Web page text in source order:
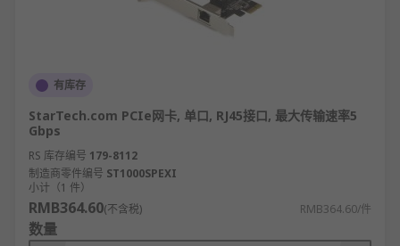
有库存
StarTech.com PCIe网卡, 单口, RJ45接口, 最大传输速率5
Gbps
RS 库存编号 179-8112
制造商零件编号 ST1000SPEXI
小计（1 件）
RMB364.60(不含税) RMB364.60/件
数量